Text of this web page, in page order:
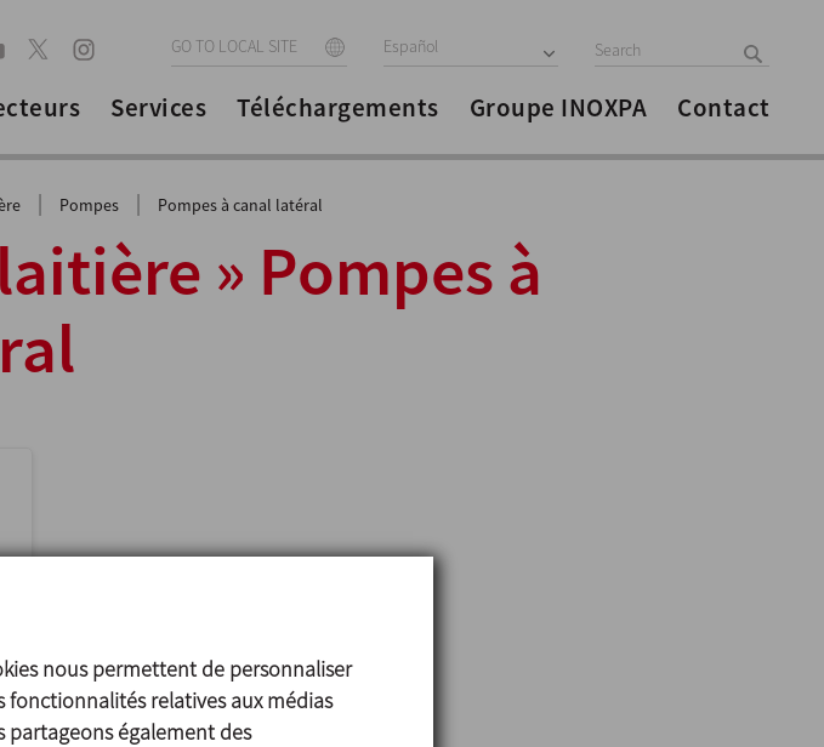
GO TO LOCAL SITE Español
Services Téléchargements Groupe INOXPA Contact
| Pompes | Pompes à canal latéral
» Pompes à
nous permettent de personnaliser
relatives aux médias
partageons également des